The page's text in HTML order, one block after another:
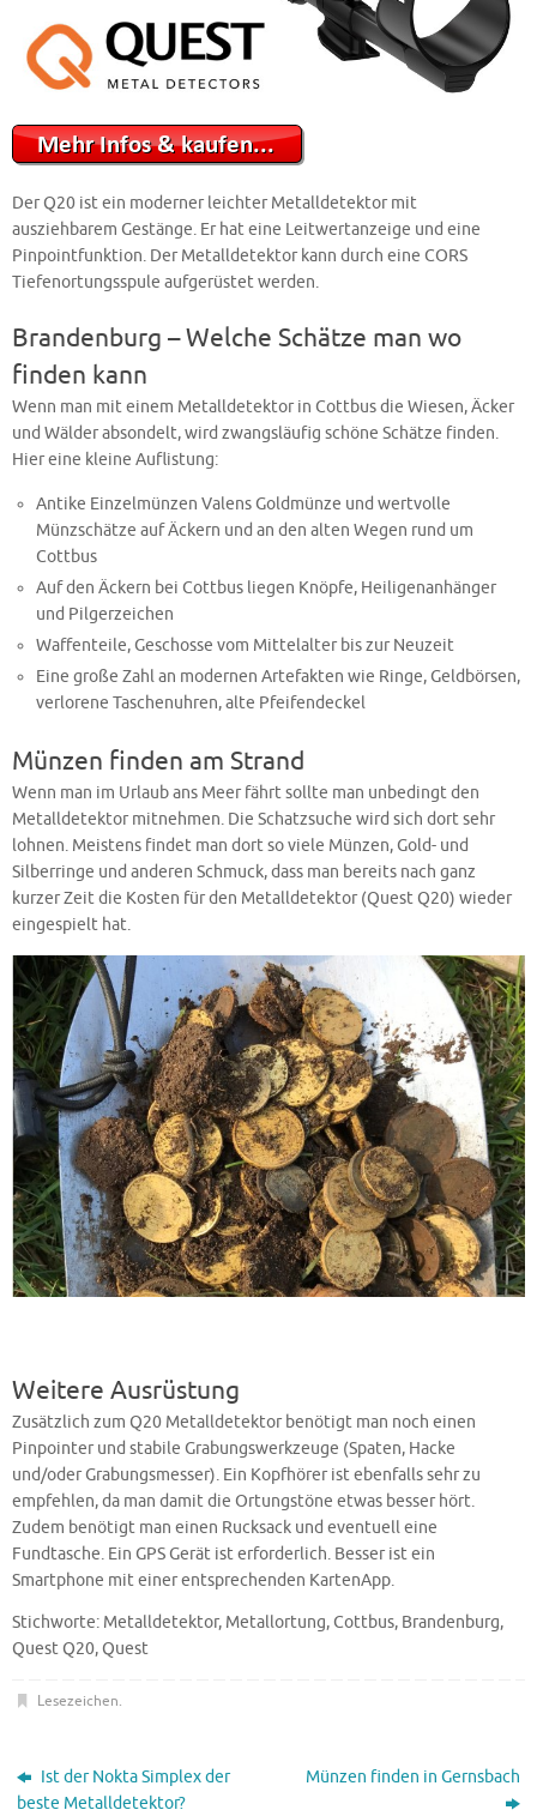
Der Q20 ist ein moderner leichter Metalldetektor mit
ausziehbarem Gestänge. Er hat eine Leitwertanzeige und eine
Pinpointfunktion. Der Metalldetektor kann durch eine CORS
Tiefenortungsspule aufgerüstet werden.
Brandenburg – Welche Schätze man wo
finden kann
Wenn man mit einem Metalldetektor in Cottbus die Wiesen, Äcker
und Wälder absondelt, wird zwangsläufig schöne Schätze finden.
Hier eine kleine Auflistung:
Antike Einzelmünzen Valens Goldmünze und wertvolle
Münzschätze auf Äckern und an den alten Wegen rund um
Cottbus
Auf den Äckern bei Cottbus liegen Knöpfe, Heiligenanhänger
und Pilgerzeichen
Waffenteile, Geschosse vom Mittelalter bis zur Neuzeit
Eine große Zahl an modernen Artefakten wie Ringe, Geldbörsen,
verlorene Taschenuhren, alte Pfeifendeckel
Münzen finden am Strand
Wenn man im Urlaub ans Meer fährt sollte man unbedingt den
Metalldetektor mitnehmen. Die Schatzsuche wird sich dort sehr
lohnen. Meistens findet man dort so viele Münzen, Gold- und
Silberringe und anderen Schmuck, dass man bereits nach ganz
kurzer Zeit die Kosten für den Metalldetektor (Quest Q20) wieder
eingespielt hat.
Weitere Ausrüstung
Zusätzlich zum Q20 Metalldetektor benötigt man noch einen
Pinpointer und stabile Grabungswerkzeuge (Spaten, Hacke
und/oder Grabungsmesser). Ein Kopfhörer ist ebenfalls sehr zu
empfehlen, da man damit die Ortungstöne etwas besser hört.
Zudem benötigt man einen Rucksack und eventuell eine
Fundtasche. Ein GPS Gerät ist erforderlich. Besser ist ein
Smartphone mit einer entsprechenden KartenApp.
Stichworte: Metalldetektor, Metallortung, Cottbus, Brandenburg,
Quest Q20, Quest
Lesezeichen.
Ist der Nokta Simplex der
beste Metalldetektor?
Münzen finden in Gernsbach